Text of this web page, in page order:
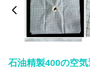
石油精製400の空